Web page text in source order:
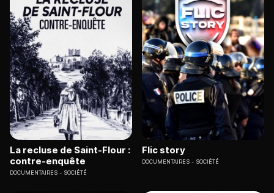
La recluse de Saint-Flour :
contre-enquête
DOCUMENTAIRES SOCIÉTÉ
Flic story
DOCUMENTAIRES SOCIÉTÉ